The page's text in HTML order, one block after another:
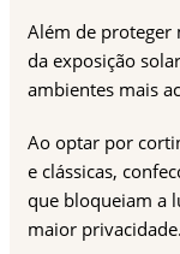
Além de proteger
da exposição
ambientes mais
Ao optar por
e clássicas,
que bloqueiam a
maior privacidade.